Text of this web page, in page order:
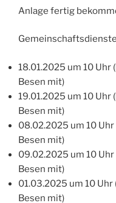
Anlage fertig
18.01.2025 um 10 Uhr
Besen mit)
19.01.2025 um 10 Uhr
Besen mit)
08.02.2025 um 10
Besen mit)
09.02.2025 um 10
Besen mit)
01.03.2025 um 10
Besen mit)